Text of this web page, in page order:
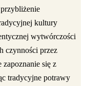
kultury
wytwórczości
czynności przez
się z
tradycyjne potrawy